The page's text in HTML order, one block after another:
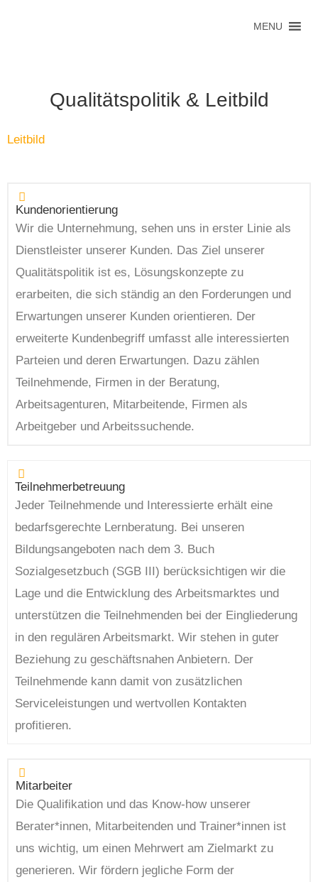
MENU
Qualitätspolitik & Leitbild
Leitbild
Kundenorientierung
Wir die Unternehmung, sehen uns in erster Linie als
Dienstleister unserer Kunden. Das Ziel unserer
Qualitätspolitik ist es, Lösungskonzepte zu
erarbeiten, die sich ständig an den Forderungen und
Erwartungen unserer Kunden orientieren. Der
erweiterte Kundenbegriff umfasst alle interessierten
Parteien und deren Erwartungen. Dazu zählen
Teilnehmende, Firmen in der Beratung,
Arbeitsagenturen, Mitarbeitende, Firmen als
Arbeitgeber und Arbeitssuchende.
Teilnehmerbetreuung
Jeder Teilnehmende und Interessierte erhält eine
bedarfsgerechte Lernberatung. Bei unseren
Bildungsangeboten nach dem 3. Buch
Sozialgesetzbuch (SGB III) berücksichtigen wir die
Lage und die Entwicklung des Arbeitsmarktes und
unterstützen die Teilnehmenden bei der Eingliederung
in den regulären Arbeitsmarkt. Wir stehen in guter
Beziehung zu geschäftsnahen Anbietern. Der
Teilnehmende kann damit von zusätzlichen
Serviceleistungen und wertvollen Kontakten
profitieren.
Mitarbeiter
Die Qualifikation und das Know-how unserer
Berater*innen, Mitarbeitenden und Trainer*innen ist
uns wichtig, um einen Mehrwert am Zielmarkt zu
generieren. Wir fördern jegliche Form der